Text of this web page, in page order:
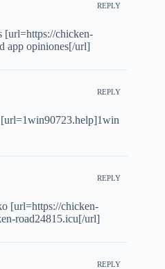
REPLY
[url=https://chicken-
app opiniones[/url]
REPLY
REPLY
[url=https://chicken-
road24815.icu[/url]
REPLY